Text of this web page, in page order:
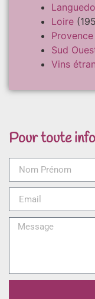
Loire
Provence
Sud
Vins
Pour toute